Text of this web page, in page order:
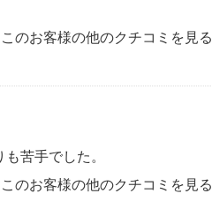
このお客様の他のクチコミを見る
苦手でした。
このお客様の他のクチコミを見る